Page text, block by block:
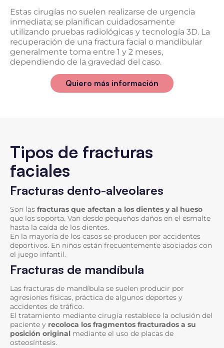
Estas cirugías no suelen realizarse de urgencia
inmediata; se planifican cuidadosamente
utilizando pruebas radiológicas y tecnología 3D. La
recuperación de una fractura facial o mandibular
generalmente toma entre 1 y 2 meses,
dependiendo de la gravedad del caso.
Quiero más información
Tipos de fracturas
faciales
Fracturas dento-alveolares
Son las fracturas que afectan a los dientes y al hueso
que los soporta. Van desde pequeños daños en el esmalte
hasta la caída de los dientes.
En la mayoría de los casos se producen por accidentes
deportivos. En niños están frecuentemente asociados con
el juego infantil.
Fracturas de mandíbula
Las fracturas de mandíbula se suelen producir por
agresiones físicas, práctica de algunos deportes y
accidentes de tráfico.
El tratamiento mediante cirugía restablece la oclusión del
paciente y recoloca los fragmentos fracturados a su
posición original mediante el uso de placas de
osteosíntesis.